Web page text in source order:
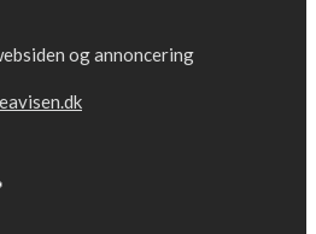
og annoncering